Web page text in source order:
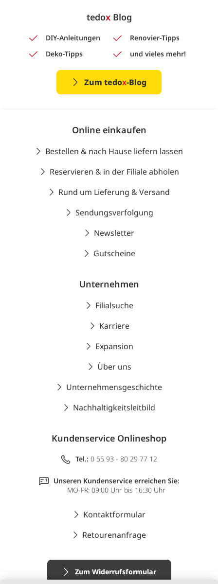
tedoxBlog
DIY-Anleitungen
Renovier-Tipps
Deko-Tipps
und vieles mehr!
Zum tedox-Blog
Online einkaufen
Bestellen & nach Hause liefern lassen
Reservieren & in der Filiale abholen
Rund um Lieferung & Versand
Sendungsverfolgung
Newsletter
Gutscheine
Unternehmen
Filialsuche
Karriere
Expansion
Über uns
Unternehmensgeschichte
Nachhaltigkeitsleitbild
Kundenservice Onlineshop
Tel.: 0 55 93 - 80 29 77 12
Unseren Kundenservice erreichen Sie:
MO-FR: 09:00 Uhr bis 16:30 Uhr
Kontaktformular
Retourenanfrage
Zum Widerrufsformular